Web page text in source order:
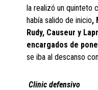
la realizó un quinteto
había salido de inicio,
Rudy, Causeur y
encargados de
se iba al descanso
Clinic defensivo